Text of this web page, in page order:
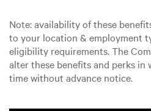
Note: availability of these
to your location & employment
eligibility requirements. The
alter these benefits and perks in
time without advance notice.